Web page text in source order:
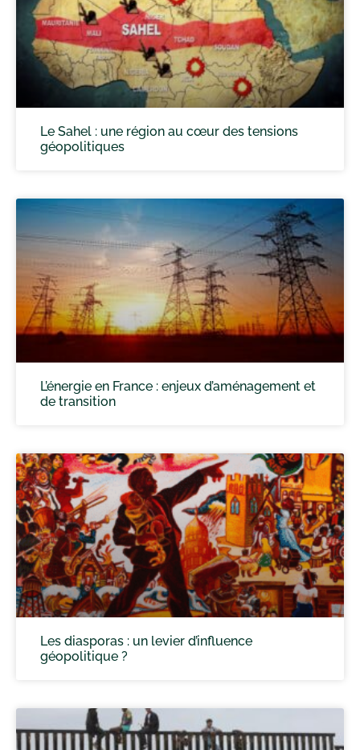
Le Sahel : une région au cœur des tensions
géopolitiques
L’énergie en France : enjeux d’aménagement et
de transition
Les diasporas : un levier d’influence
géopolitique ?